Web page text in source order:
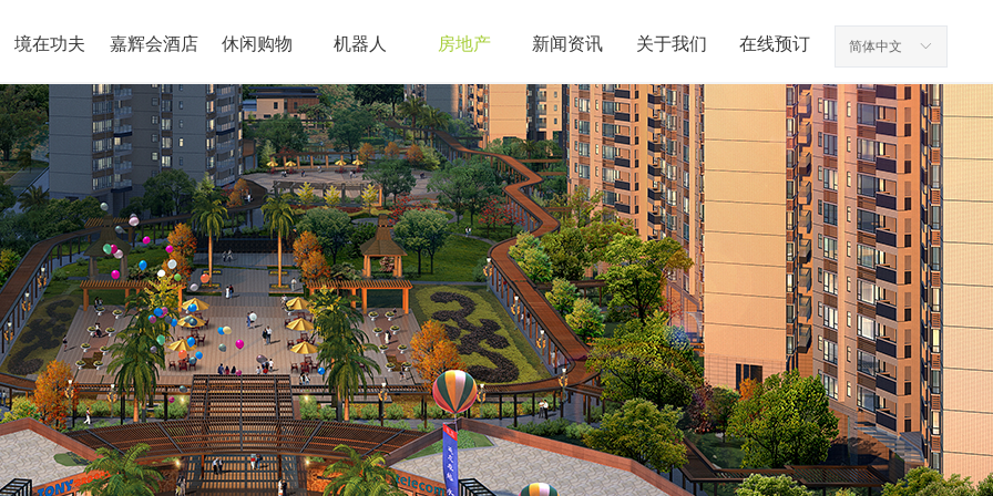
境在功夫 嘉辉会酒店 休闲购物 机器人 房地产 新闻资讯 关于我们 在线预订 ꀅ
简体中文